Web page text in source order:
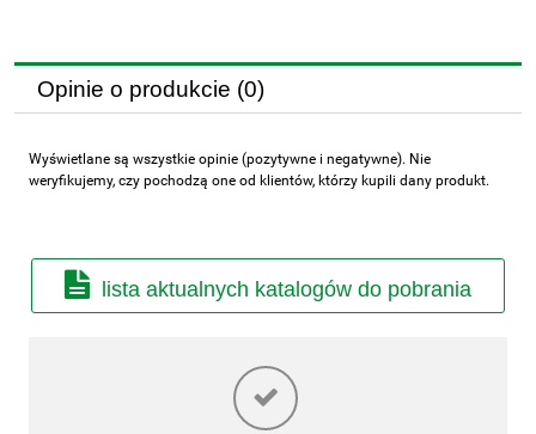
Opinie o produkcie (0)
Wyświetlane są wszystkie opinie (pozytywne i negatywne). Nie
weryfikujemy, czy pochodzą one od klientów, którzy kupili dany produkt.
lista aktualnych katalogów do pobrania